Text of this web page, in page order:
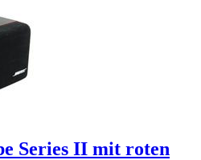
Series II mit roten